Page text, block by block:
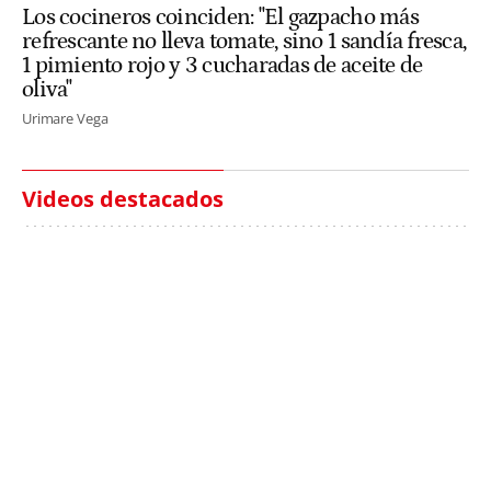
Los cocineros coinciden: "El gazpacho más
refrescante no lleva tomate, sino 1 sandía fresca,
1 pimiento rojo y 3 cucharadas de aceite de
oliva"
Urimare Vega
Videos destacados